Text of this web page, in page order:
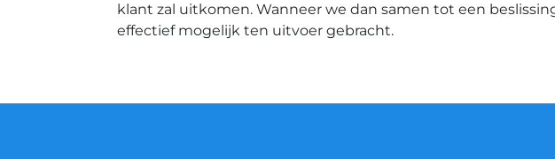
klant zal uitkomen. Wanneer we dan samen tot een
effectief mogelijk ten uitvoer gebracht.